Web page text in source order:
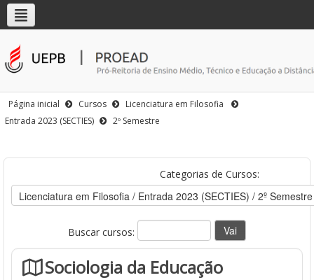
Página inicial Cursos
Licenciatura em Filosofia
Entrada 2023 (SECTIES)
2º Semestre
Categorias de Cursos:
Buscar cursos:
Sociologia da Educação